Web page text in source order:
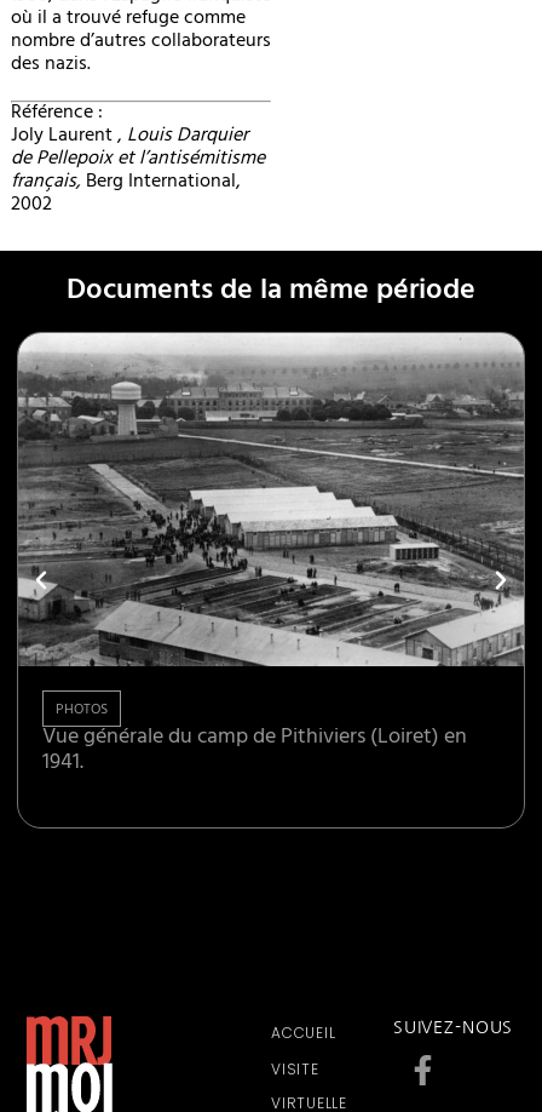
où il a trouvé refuge comme
nombre d’autres collaborateurs
des nazis.
Référence :
Joly Laurent , Louis Darquier
de Pellepoix et l’antisémitisme
français,Berg International,
2002
Documents de la même période
PHOTOS
Vue générale du camp de Pithiviers (Loiret) en
1941.
ACCUEIL
VISITE
VIRTUELLE
SUIVEZ-NOUS